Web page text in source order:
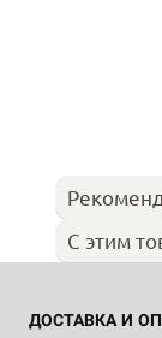
С этим
ДОСТАВКА И